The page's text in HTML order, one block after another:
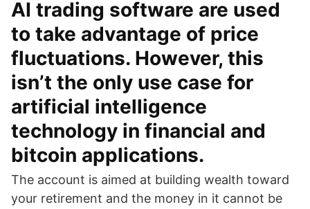
AI trading software are used
to take advantage of price
fluctuations. However, this
isn’t the only use case for
artificial intelligence
technology in financial and
bitcoin applications.
The account is aimed at building wealth toward
your retirement and the money in it cannot be